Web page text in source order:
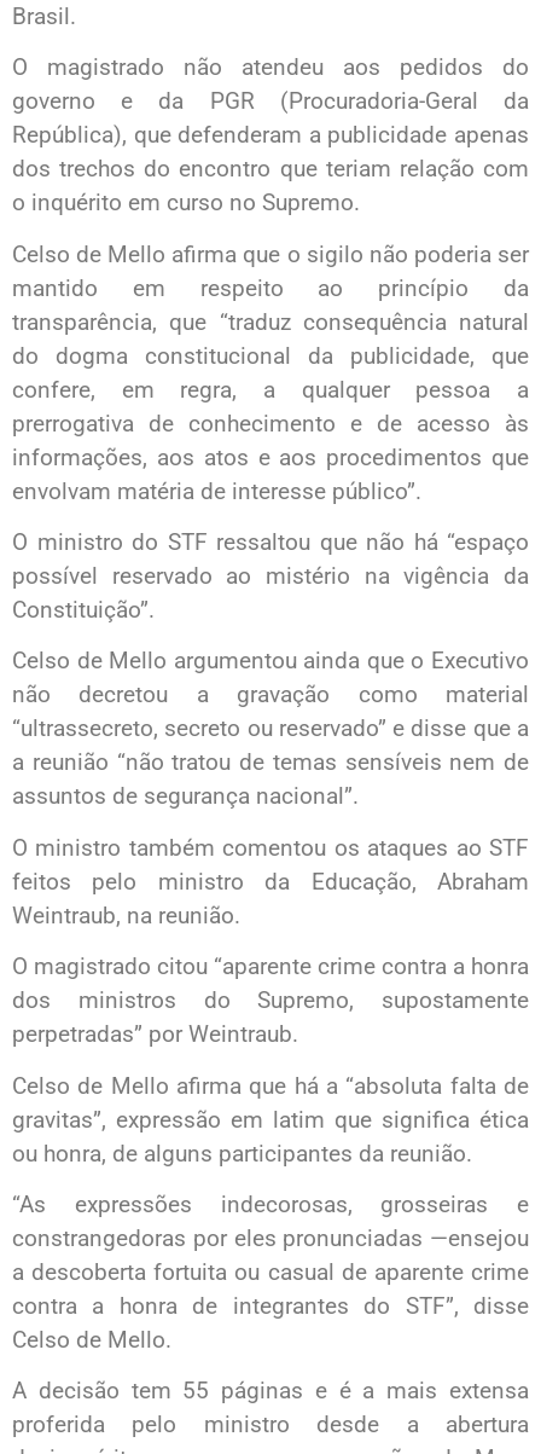
Brasil.
O magistrado não atendeu aos pedidos do
governo e da PGR (Procuradoria-Geral da
República), que defenderam a publicidade apenas
dos trechos do encontro que teriam relação com
o inquérito em curso no Supremo.
Celso de Mello afirma que o sigilo não poderia ser
mantido em respeito ao princípio da
transparência, que “traduz consequência natural
do dogma constitucional da publicidade, que
confere, em regra, a qualquer pessoa a
prerrogativa de conhecimento e de acesso às
informações, aos atos e aos procedimentos que
envolvam matéria de interesse público”.
O ministro do STF ressaltou que não há “espaço
possível reservado ao mistério na vigência da
Constituição”.
Celso de Mello argumentou ainda que o Executivo
não decretou a gravação como material
“ultrassecreto, secreto ou reservado” e disse que a
a reunião “não tratou de temas sensíveis nem de
assuntos de segurança nacional”.
O ministro também comentou os ataques ao STF
feitos pelo ministro da Educação, Abraham
Weintraub, na reunião.
O magistrado citou “aparente crime contra a honra
dos ministros do Supremo, supostamente
perpetradas” por Weintraub.
Celso de Mello afirma que há a “absoluta falta de
gravitas”, expressão em latim que significa ética
ou honra, de alguns participantes da reunião.
“As expressões indecorosas, grosseiras e
constrangedoras por eles pronunciadas —ensejou
a descoberta fortuita ou casual de aparente crime
contra a honra de integrantes do STF”, disse
Celso de Mello.
A decisão tem 55 páginas e é a mais extensa
proferida pelo ministro desde a abertura